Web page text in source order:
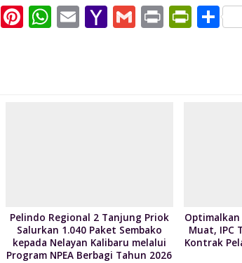
Li Pi W E Y G Pr Pr S
Pelindo Regional 2 Tanjung Priok
Salurkan 1.040 Paket Sembako
kepada Nelayan Kalibaru melalui
Program NPEA Berbagi Tahun 2026
Muat, IPC
Kontrak